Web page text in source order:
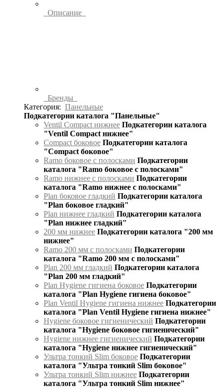
Описание
Бренды
Категория: Панельные
Подкатегории каталога "Панельные"
Ventil Compact нижнее Подкатегории каталога
"Ventil Compact нижнее"
Compact боковое Подкатегории каталога
"Compact боковое"
Ramo боковое с полосками Подкатегории
каталога "Ramo боковое с полосками"
Ramo нижнее с полосками Подкатегории
каталога "Ramo нижнее с полосками"
Plan боковое гладкий Подкатегории каталога
"Plan боковое гладкий"
Plan нижнее гладкий Подкатегории каталога
"Plan нижнее гладкий"
200 мм нижнее Подкатегории каталога "200 мм
нижнее"
Ramo 200 мм с полосками Подкатегории
каталога "Ramo 200 мм с полосками"
Plan 200 мм гладкий Подкатегории каталога
"Plan 200 мм гладкий"
Plan Hygiene гигиена боковое Подкатегории
каталога "Plan Hygiene гигиена боковое"
Plan Ventil Hygiene гигиена нижнее Подкатегории
каталога "Plan Ventil Hygiene гигиена нижнее"
Hygiene боковое гигиенический Подкатегории
каталога "Hygiene боковое гигиенический"
Hygiene нижнее гигиенический Подкатегории
каталога "Hygiene нижнее гигиенический"
Ультра тонкий Slim боковое Подкатегории
каталога "Ультра тонкий Slim боковое"
Ультра тонкий Slim нижнее Подкатегории
каталога "Ультра тонкий Slim нижнее"